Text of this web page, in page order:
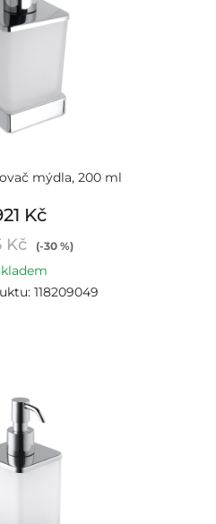
mýdla, 200 ml
Kč
Kč (-30 %)
118209049